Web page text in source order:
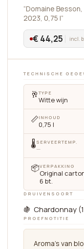
“Domaine Besson,
2023, 0,75 l”
€ 44,25 incl.
TECHNISCHE
🥂 TYPE
Witte wijn
📏INHOUD
0,75 l
🌡SERVEERTEMP.
—
📦VERPAKKING
Original
6 bt.
DRUIVENSOORT
🍇 Chardonnay
PROEFNOTITIE
Aroma's van